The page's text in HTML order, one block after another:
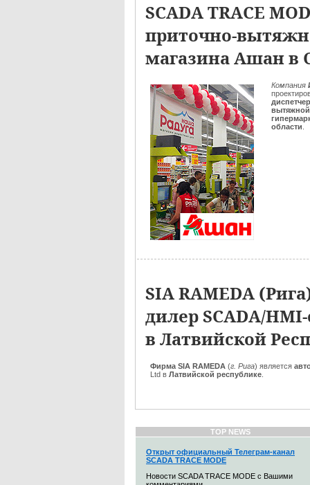
SCADA TRACE
приточно-
магазина Ашан в
Компания
области
SIA RAMEDA
дилер SCADA/
в Латвийской
Фирма SIA RAMEDA (г. Рига) является
Ltd в Латвийской республике
TOP NEWS
Открыт официальный Телеграм-канал
SCADA TRACE MODE
Новости SCADA TRACE MODE с Вашими